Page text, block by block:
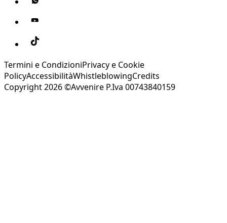
Termini e CondizioniPrivacy e Cookie
PolicyAccessibilitàWhistleblowingCredits
Copyright 2026 ©Avvenire P.Iva 00743840159